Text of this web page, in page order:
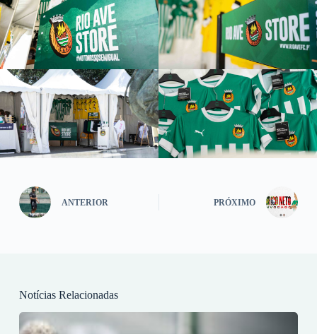
ANTERIOR PRÓXIMO
Notícias Relacionadas